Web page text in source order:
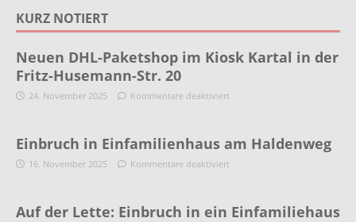
KURZ NOTIERT
Neuen DHL-Paketshop im Kiosk Kartal in der
Fritz-Husemann-Str. 20
24. November 2025 Kommentare deaktiviert
Einbruch in Einfamilienhaus am Haldenweg
16. November 2025 Kommentare deaktiviert
Auf der Lette: Einbruch in ein Einfamiliehaus